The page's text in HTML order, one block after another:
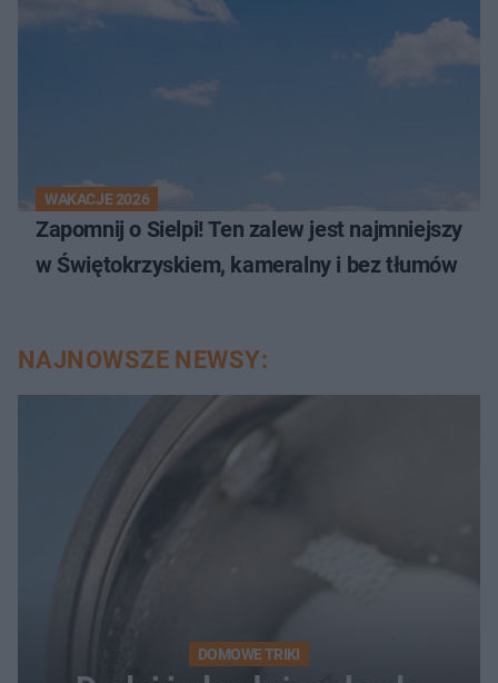
WAKACJE 2026
Zapomnij o Sielpi! Ten zalew jest najmniejszy
w Świętokrzyskiem, kameralny i bez tłumów
NAJNOWSZE NEWSY:
DOMOWE TRIKI